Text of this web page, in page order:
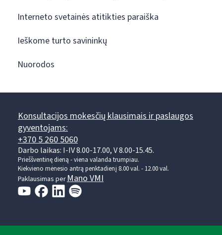
Interneto svetainės atitikties paraiška
Ieškome turto savininkų
Nuorodos
Konsultacijos mokesčių klausimais ir paslaugos
gyventojams:
+370 5 260 5060
Darbo laikas: I-IV 8.00-17.00, V 8.00-15.45.
Prieššventinę dieną - viena valanda trumpiau.
Kiekvieno mėnesio antrą penktadienį 8.00 val. - 12.00 val.
Paklausimas per Mano VMI